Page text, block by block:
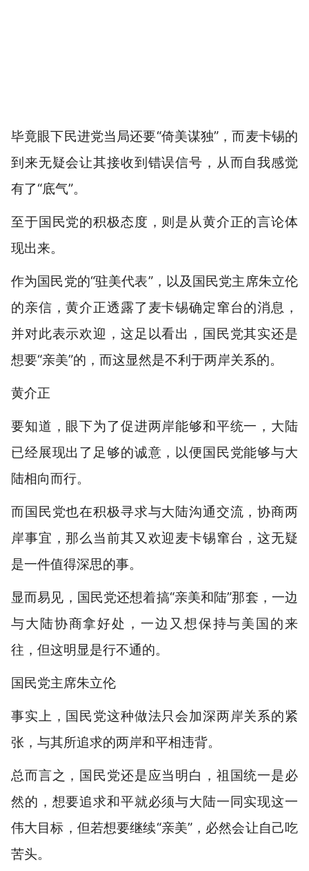
毕竟眼下民进党当局还要“倚美谋独”，而麦卡锡的
到来无疑会让其接收到错误信号，从而自我感觉
有了“底气”。
至于国民党的积极态度，则是从黄介正的言论体
现出来。
作为国民党的“驻美代表”，以及国民党主席朱立伦
的亲信，黄介正透露了麦卡锡确定窜台的消息，
并对此表示欢迎，这足以看出，国民党其实还是
想要“亲美”的，而这显然是不利于两岸关系的。
黄介正
要知道，眼下为了促进两岸能够和平统一，大陆
已经展现出了足够的诚意，以便国民党能够与大
陆相向而行。
而国民党也在积极寻求与大陆沟通交流，协商两
岸事宜，那么当前其又欢迎麦卡锡窜台，这无疑
是一件值得深思的事。
显而易见，国民党还想着搞“亲美和陆”那套，一边
与大陆协商拿好处，一边又想保持与美国的来
往，但这明显是行不通的。
国民党主席朱立伦
事实上，国民党这种做法只会加深两岸关系的紧
张，与其所追求的两岸和平相违背。
总而言之，国民党还是应当明白，祖国统一是必
然的，想要追求和平就必须与大陆一同实现这一
伟大目标，但若想要继续“亲美”，必然会让自己吃
苦头。